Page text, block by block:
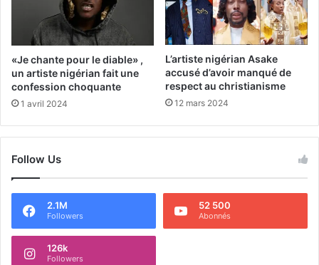
«Je chante pour le diable» ,
un artiste nigérian fait une
confession choquante
1 avril 2024
L’artiste nigérian Asake
accusé d’avoir manqué de
respect au christianisme
12 mars 2024
Follow Us
2.1M
Followers
52 500
Abonnés
126k
Followers